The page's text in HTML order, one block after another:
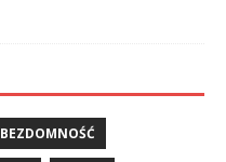
BEZDOMNOŚĆ